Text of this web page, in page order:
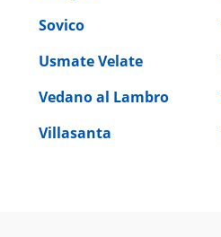
Sovico
Usmate Velate
Vedano al Lambro
Villasanta